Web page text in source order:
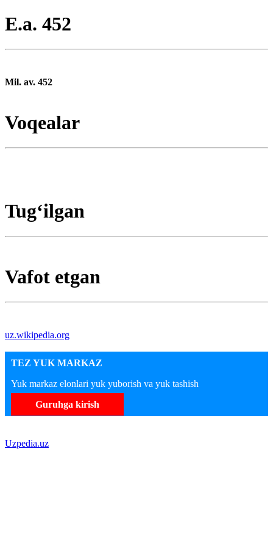
E.a. 452
Mil. av. 452
Voqealar
Tugʻilgan
Vafot etgan
uz.wikipedia.org
TEZ YUK MARKAZ
Yuk markaz elonlari yuk yuborish va yuk tashish
Guruhga kirish
Uzpedia.uz